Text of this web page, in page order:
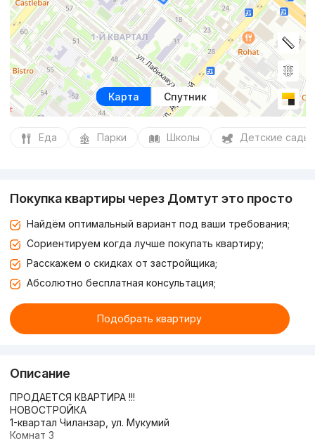
Карта Спутник
Еда Парки Школы Детские сады
Покупка квартиры через Домтут это просто
Найдём оптимальный вариант под ваши требования;
Сориентируем когда лучше покупать квартиру;
Расскажем о скидках от застройщика;
Абсолютно бесплатная консультация;
Подобрать квартиру
Описание
ПРОДАЕТСЯ КВАРТИРА !!!
НОВОСТРОЙКА
1-квартал Чиланзар, ул. Мукумий
Комнат 3